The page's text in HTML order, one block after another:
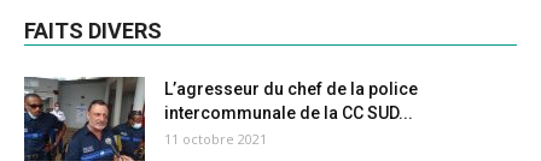
FAITS DIVERS
L’agresseur du chef de la police
intercommunale de la CC SUD...
11 octobre 2021